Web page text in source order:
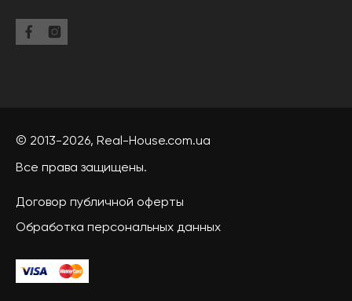
© 2013-2026, Real-House.com.ua
Все права защищены.
Договор публичной оферты
Обработка персональных данных